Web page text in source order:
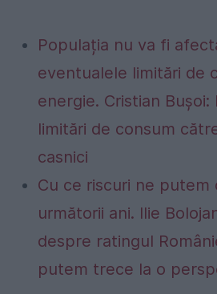
Populația nu va fi
eventualele limitări de
energie. Cristian
limitări de consum
casnici
Cu ce riscuri ne putem
următorii ani. Ilie
despre ratingul
putem trece la o